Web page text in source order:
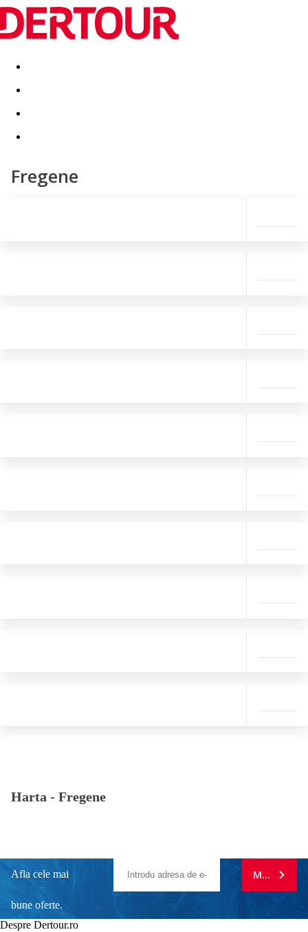
Destinatii Vacanta perfecta OFERTE DE NERATAT
Fregene
Harta - Fregene
Afla cele mai
bune oferte.
MA
Despre Dertour.ro